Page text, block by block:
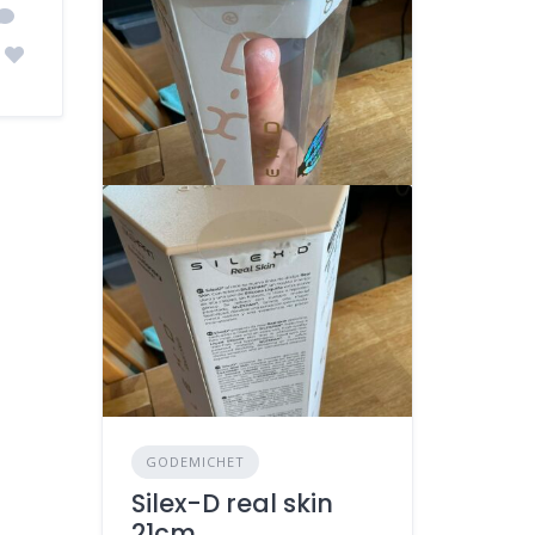
GODEMICHET
Silex-D real skin